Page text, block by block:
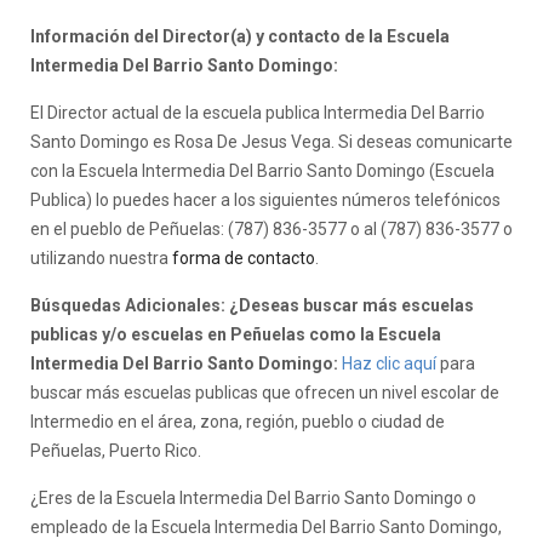
Información del Director(a) y contacto de la Escuela
Intermedia Del Barrio Santo Domingo:
El Director actual de la escuela publica Intermedia Del Barrio
Santo Domingo es Rosa De Jesus Vega. Si deseas comunicarte
con la Escuela Intermedia Del Barrio Santo Domingo (Escuela
Publica) lo puedes hacer a los siguientes números telefónicos
en el pueblo de Peñuelas: (787) 836-3577 o al (787) 836-3577 o
utilizando nuestra forma de contacto
Búsquedas Adicionales: ¿Deseas buscar más escuelas
publicas y/o escuelas en Peñuelas como la Escuela
Intermedia Del Barrio Santo Domingo: Haz clic aquípara
buscar más escuelas publicas que ofrecen un nivel escolar de
Intermedio en el área, zona, región, pueblo o ciudad de
Peñuelas, Puerto Rico.
¿Eres de la Escuela Intermedia Del Barrio Santo Domingo o
empleado de la Escuela Intermedia Del Barrio Santo Domingo,